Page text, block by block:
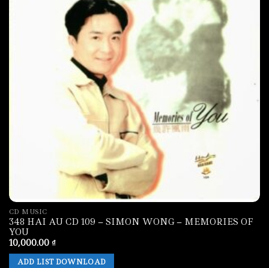
CD MUSIC
348 HAI AU CD 109 – SIMON WONG – MEMORIES OF
YOU
10,000.00 ₫
ADD LIST DOWNLOAD